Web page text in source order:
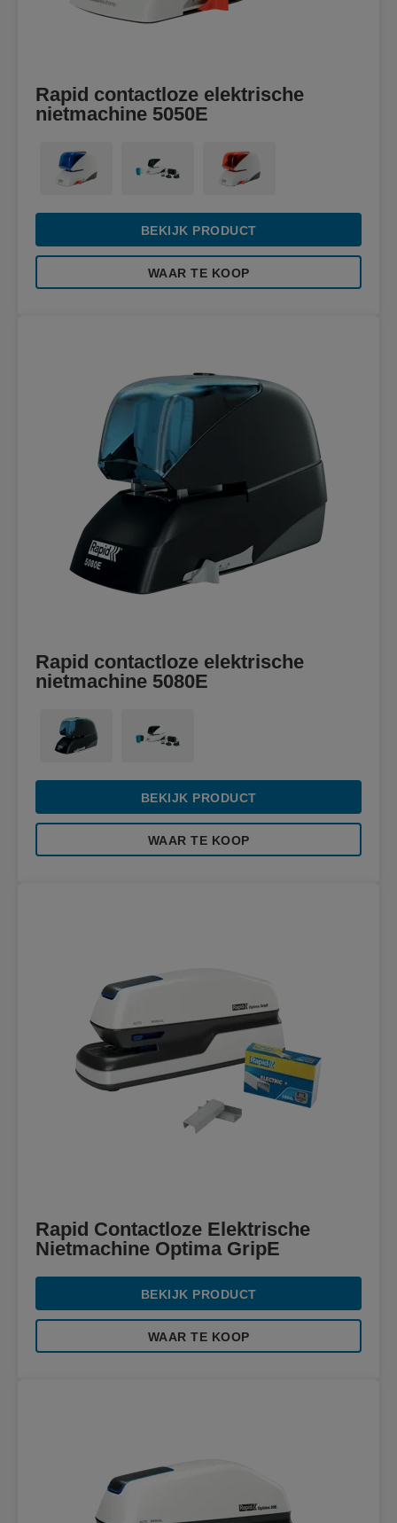
Rapid contactloze elektrische
nietmachine 5050E
BEKIJK PRODUCT
WAAR TE KOOP
Rapid contactloze elektrische
nietmachine 5080E
BEKIJK PRODUCT
WAAR TE KOOP
Rapid Contactloze Elektrische
Nietmachine Optima GripE
BEKIJK PRODUCT
WAAR TE KOOP